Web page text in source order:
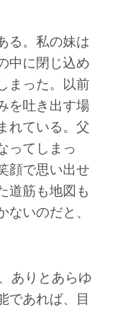
る。私の妹は
中に閉じ込め
まった。以前
を吐き出す場
れている。父
ってしまっ
顔で思い出せ
道筋も地図も
いのだと、
ありとあらゆ
であれば、目